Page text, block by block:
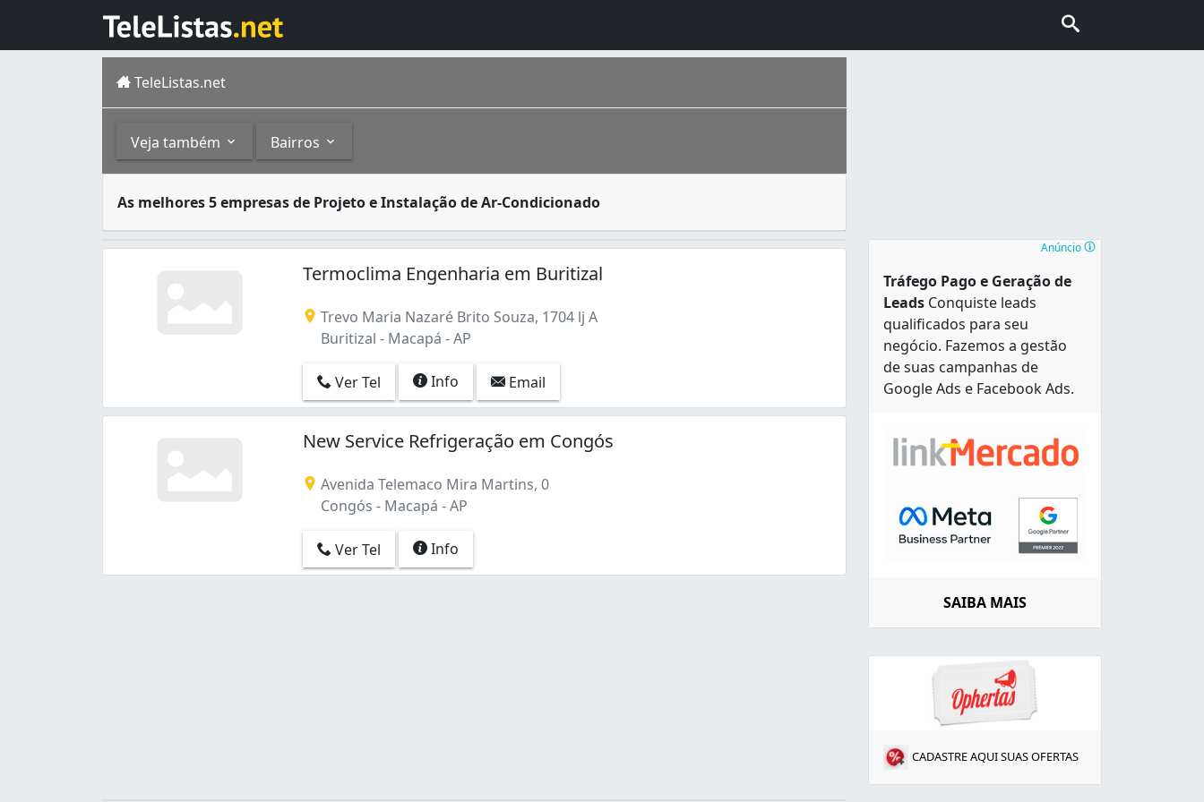
TeleListas.net
Veja também Bairros
Equipamentos para Ar-Condicionado (1)
As melhores 5 empresas de Projeto e Instalação de Ar-Condicionado
Termoclima Engenharia em Buritizal
Trevo Maria Nazaré Brito Souza, 1704 lj A
Buritizal - Macapá - AP
Ver Tel Info Email
New Service Refrigeração em Congós
Avenida Telemaco Mira Martins, 0
Congós - Macapá - AP
Ver Tel Info
Anúncio
Tráfego Pago e Geração de
Leads Conquiste leads
qualificados para seu
negócio. Fazemos a gestão
de suas campanhas de
Google Ads e Facebook Ads.
SAIBA MAIS
CADASTRE AQUI SUAS OFERTAS